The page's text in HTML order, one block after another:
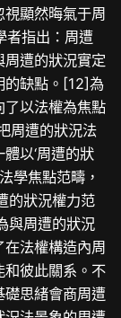
顯然晦氣于周
者指出：周遭
遭的狀況實定
的缺點。[12]為
了以法權為焦點
周遭的狀況法
以‘周遭的狀
學焦點范疇，
的狀況權力范
與周遭的狀況
法權構造內周
和彼此關系。不
礎思緒會商周遭